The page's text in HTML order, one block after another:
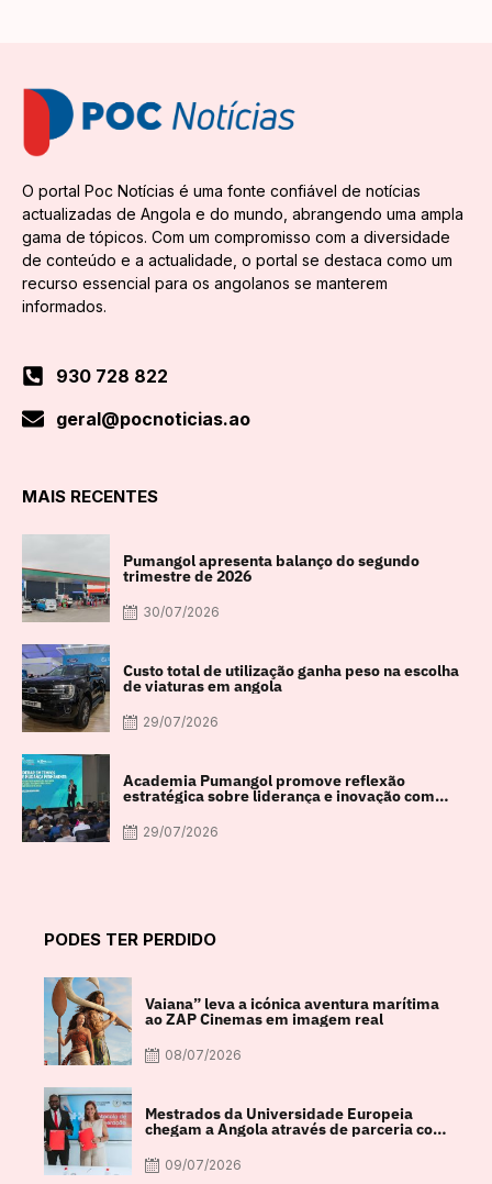
O portal Poc Notícias é uma fonte confiável de notícias
actualizadas de Angola e do mundo, abrangendo uma ampla
gama de tópicos. Com um compromisso com a diversidade
de conteúdo e a actualidade, o portal se destaca como um
recurso essencial para os angolanos se manterem
informados.
930 728 822
geral@pocnoticias.ao
MAIS RECENTES
Pumangol apresenta balanço do segundo
trimestre de 2026
30/07/2026
Custo total de utilização ganha peso na escolha
de viaturas em angola
29/07/2026
Academia Pumangol promove reflexão
estratégica sobre liderança e inovação com
especialista internacional Nadim Habib
29/07/2026
PODES TER PERDIDO
Vaiana” leva a icónica aventura marítima
ao ZAP Cinemas em imagem real
08/07/2026
Mestrados da Universidade Europeia
chegam a Angola através de parceria com
a FACUL
09/07/2026